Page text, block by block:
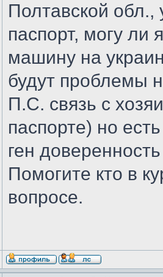
Полтавской обл.,
паспорт, могу ли
машину на
будут проблемы
П.С. связь с
паспорте) но
ген
Помогите кто в
вопросе.